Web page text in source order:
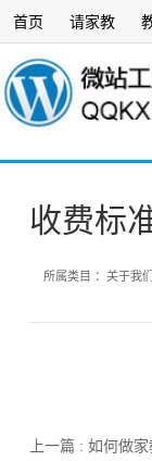
首页 请家教
收费标
所属类目 ：关于我们
上一篇 : 如何做